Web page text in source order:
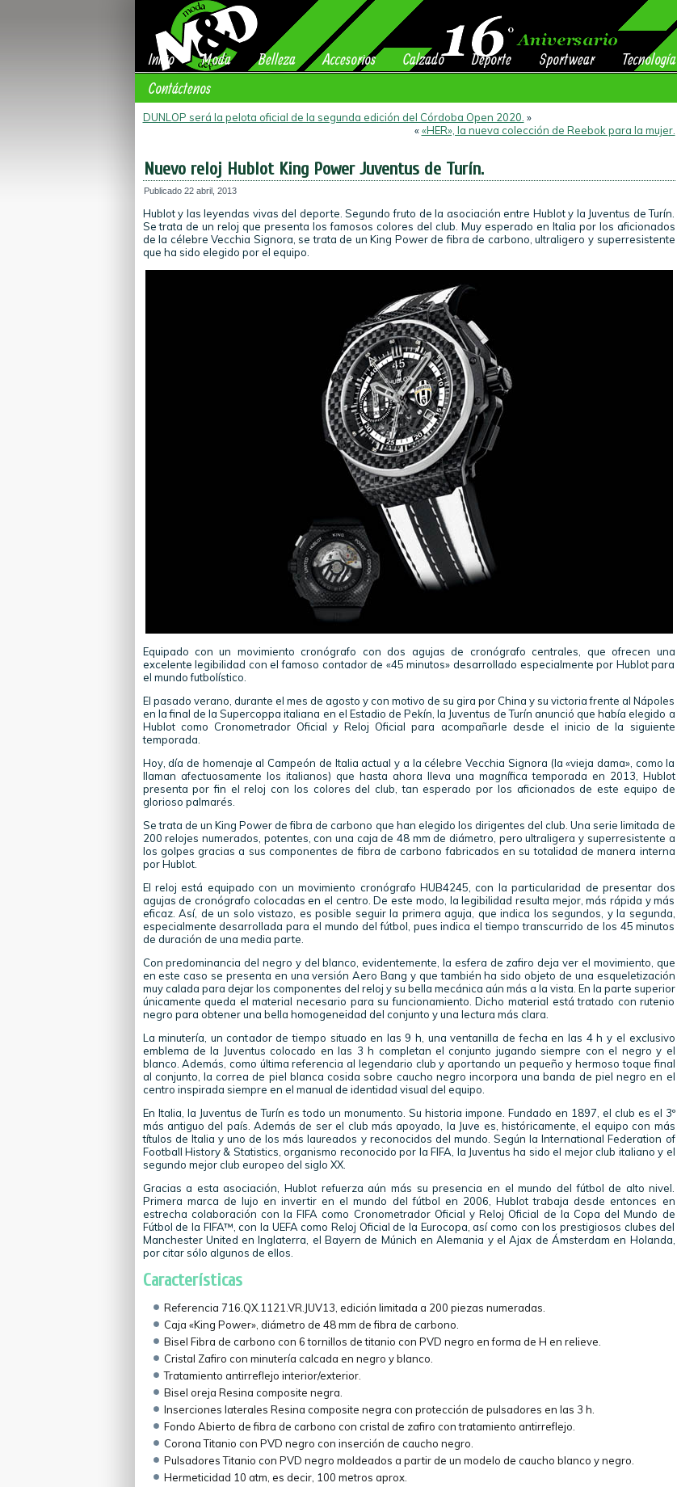
Inicio Moda Belleza Accesorios Calzado Deporte Sportwear Tecnología
Contáctenos
DUNLOP será la pelota oficial de la segunda edición del Córdoba Open 2020. »
««HER», la nueva colección de Reebok para la mujer.
Nuevo reloj Hublot King Power Juventus de Turín.
Publicado 22 abril, 2013
Hublot y las leyendas vivas del deporte. Segundo fruto de la asociación entre Hublot y la Juventus de Turín.
Se trata de un reloj que presenta los famosos colores del club. Muy esperado en Italia por los aficionados
de la célebre Vecchia Signora, se trata de un King Power de fibra de carbono, ultraligero y superresistente
que ha sido elegido por el equipo.
Equipado con un movimiento cronógrafo con dos agujas de cronógrafo centrales, que ofrecen una
excelente legibilidad con el famoso contador de «45 minutos» desarrollado especialmente por Hublot para
el mundo futbolístico.
El pasado verano, durante el mes de agosto y con motivo de su gira por China y su victoria frente al Nápoles
en la final de la Supercoppa italiana en el Estadio de Pekín, la Juventus de Turín anunció que había elegido a
Hublot como Cronometrador Oficial y Reloj Oficial para acompañarle desde el inicio de la siguiente
temporada.
Hoy, día de homenaje al Campeón de Italia actual y a la célebre Vecchia Signora (la «vieja dama», como la
llaman afectuosamente los italianos) que hasta ahora lleva una magnífica temporada en 2013, Hublot
presenta por fin el reloj con los colores del club, tan esperado por los aficionados de este equipo de
glorioso palmarés.
Se trata de un King Power de fibra de carbono que han elegido los dirigentes del club. Una serie limitada de
200 relojes numerados, potentes, con una caja de 48 mm de diámetro, pero ultraligera y superresistente a
los golpes gracias a sus componentes de fibra de carbono fabricados en su totalidad de manera interna
por Hublot.
El reloj está equipado con un movimiento cronógrafo HUB4245, con la particularidad de presentar dos
agujas de cronógrafo colocadas en el centro. De este modo, la legibilidad resulta mejor, más rápida y más
eficaz. Así, de un solo vistazo, es posible seguir la primera aguja, que indica los segundos, y la segunda,
especialmente desarrollada para el mundo del fútbol, pues indica el tiempo transcurrido de los 45 minutos
de duración de una media parte.
Con predominancia del negro y del blanco, evidentemente, la esfera de zafiro deja ver el movimiento, que
en este caso se presenta en una versión Aero Bang y que también ha sido objeto de una esqueletización
muy calada para dejar los componentes del reloj y su bella mecánica aún más a la vista. En la parte superior
únicamente queda el material necesario para su funcionamiento. Dicho material está tratado con rutenio
negro para obtener una bella homogeneidad del conjunto y una lectura más clara.
La minutería, un contador de tiempo situado en las 9 h, una ventanilla de fecha en las 4 h y el exclusivo
emblema de la Juventus colocado en las 3 h completan el conjunto jugando siempre con el negro y el
blanco. Además, como última referencia al legendario club y aportando un pequeño y hermoso toque final
al conjunto, la correa de piel blanca cosida sobre caucho negro incorpora una banda de piel negro en el
centro inspirada siempre en el manual de identidad visual del equipo.
En Italia, la Juventus de Turín es todo un monumento. Su historia impone. Fundado en 1897, el club es el 3º
más antiguo del país. Además de ser el club más apoyado, la Juve es, históricamente, el equipo con más
títulos de Italia y uno de los más laureados y reconocidos del mundo. Según la International Federation of
Football History & Statistics, organismo reconocido por la FIFA, la Juventus ha sido el mejor club italiano y el
segundo mejor club europeo del siglo XX.
Gracias a esta asociación, Hublot refuerza aún más su presencia en el mundo del fútbol de alto nivel.
Primera marca de lujo en invertir en el mundo del fútbol en 2006, Hublot trabaja desde entonces en
estrecha colaboración con la FIFA como Cronometrador Oficial y Reloj Oficial de la Copa del Mundo de
Fútbol de la FIFA™, con la UEFA como Reloj Oficial de la Eurocopa, así como con los prestigiosos clubes del
Manchester United en Inglaterra, el Bayern de Múnich en Alemania y el Ajax de Ámsterdam en Holanda,
por citar sólo algunos de ellos.
Características
Referencia 716.QX.1121.VR.JUV13, edición limitada a 200 piezas numeradas.
Caja «King Power», diámetro de 48 mm de fibra de carbono.
Bisel Fibra de carbono con 6 tornillos de titanio con PVD negro en forma de H en relieve.
Cristal Zafiro con minutería calcada en negro y blanco.
Tratamiento antirreflejo interior/exterior.
Bisel oreja Resina composite negra.
Inserciones laterales Resina composite negra con protección de pulsadores en las 3 h.
Fondo Abierto de fibra de carbono con cristal de zafiro con tratamiento antirreflejo.
Corona Titanio con PVD negro con inserción de caucho negro.
Pulsadores Titanio con PVD negro moldeados a partir de un modelo de caucho blanco y negro.
Hermeticidad 10 atm, es decir, 100 metros aprox.